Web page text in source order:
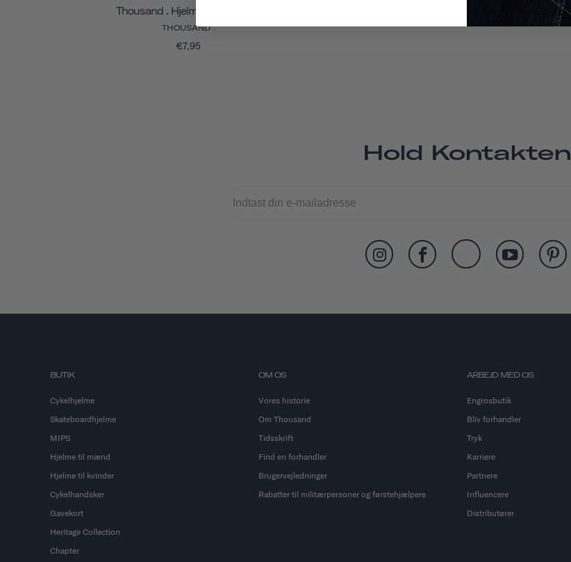
Thousand . Hjelmklistermærker
THOUSAND .
€7,95
Hold Kontakten
BUTIK
Cykelhjelme
Skateboardhjelme
MIPS
Hjelme til mænd
Hjelme til kvinder
Cykelhandsker
Gavekort
Heritage Collection
Chapter
OM OS
Vores historie
Om Thousand
Tidsskrift
Find en forhandler
Brugervejledninger
Rabatter til militærpersoner og førstehjælpere
ARBEJD MED OS
Engrosbutik
Bliv forhandler
Tryk
Karriere
Partnere
Influencere
Distributører